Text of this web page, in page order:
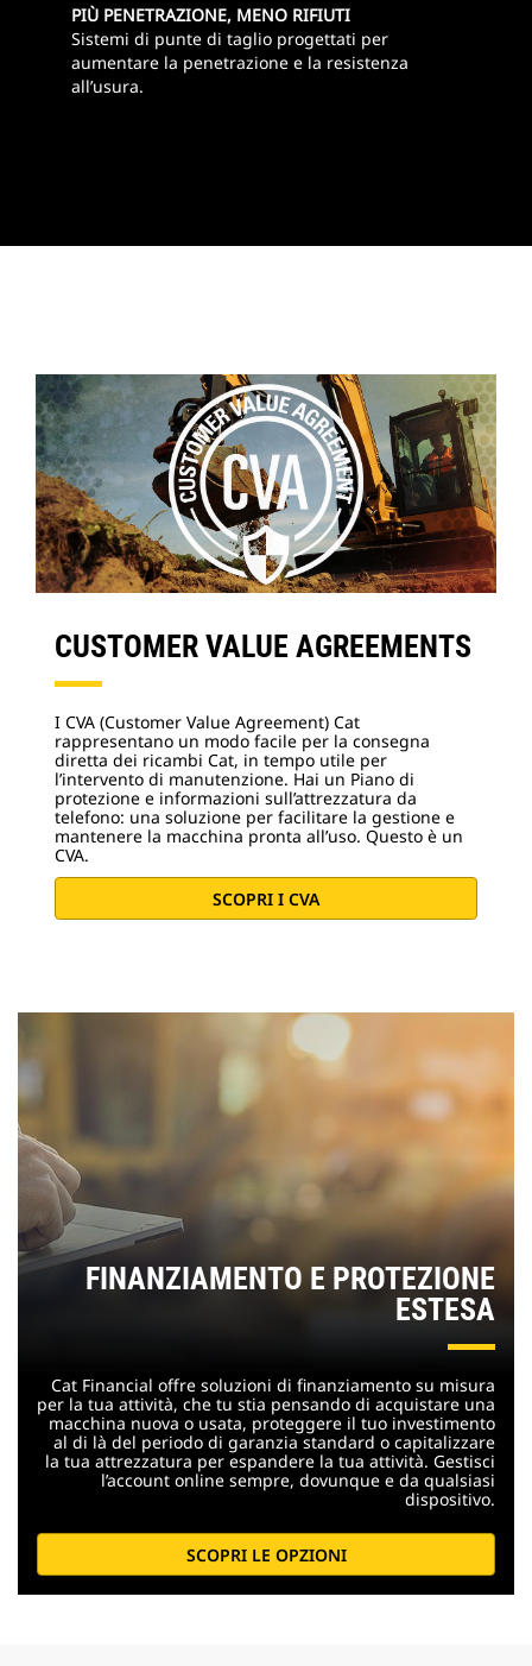
PIÙ PENETRAZIONE, MENO RIFIUTI
Sistemi di punte di taglio progettati per
aumentare la penetrazione e la resistenza
all’usura.
CUSTOMER VALUE AGREEMENTS
I CVA (Customer Value Agreement) Cat
rappresentano un modo facile per la consegna
diretta dei ricambi Cat, in tempo utile per
l’intervento di manutenzione. Hai un Piano di
protezione e informazioni sull’attrezzatura da
telefono: una soluzione per facilitare la gestione e
mantenere la macchina pronta all’uso. Questo è un
CVA.
SCOPRI I CVA
FINANZIAMENTO E PROTEZIONE
ESTESA
Cat Financial offre soluzioni di finanziamento su misura
per la tua attività, che tu stia pensando di acquistare una
macchina nuova o usata, proteggere il tuo investimento
al di là del periodo di garanzia standard o capitalizzare
la tua attrezzatura per espandere la tua attività. Gestisci
l’account online sempre, dovunque e da qualsiasi
dispositivo.
SCOPRI LE OPZIONI